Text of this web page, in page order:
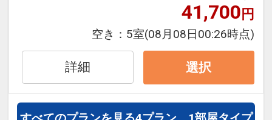
「食事なしプラン」と「朝食付プラン」
●「食事なしプラン」と「朝食付プラ
ン」を掲載しています。
※ご覧のページがどちらかを
【食事条
み下さい。
41,700円
空き： 5室(08月08日00:26時点)
詳細 選択